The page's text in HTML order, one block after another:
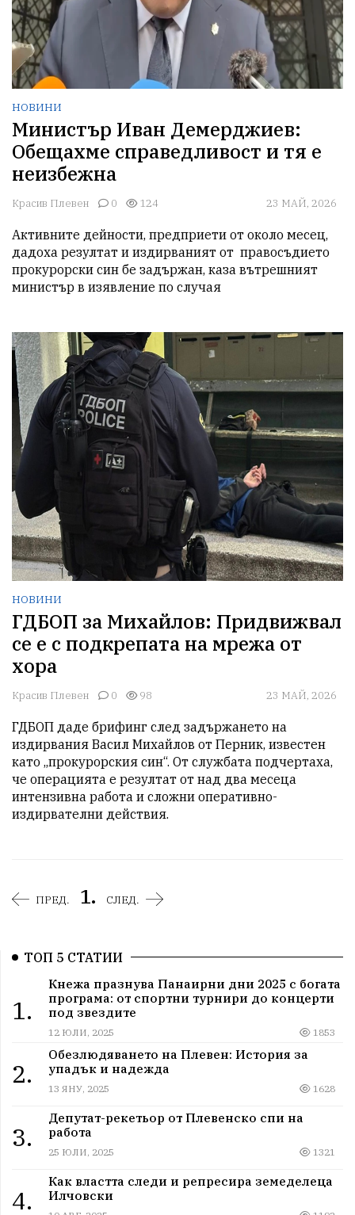
НОВИНИ
Министър Иван Демерджиев:
Обещахме справедливост и тя е
неизбежна
Красив Плевен 0 124 23 МАЙ, 2026
Активните дейности, предприети от около месец,
дадоха резултат и издирваният от  правосъдието
прокурорски син бе задържан, каза вътрешният
министър в изявление по случая
НОВИНИ
ГДБОП за Михайлов: Придвижвал
се е с подкрепата на мрежа от
хора
Красив Плевен 0 98 23 МАЙ, 2026
ГДБОП даде брифинг след задържането на
издирвания Васил Михайлов от Перник, известен
като „прокурорския син“. От службата подчертаха,
че операцията е резултат от над два месеца
интензивна работа и сложни оперативно-
издирвателни действия.
ПРЕД. 1. СЛЕД.
ТОП 5 СТАТИИ
1.
Кнежа празнува Панаирни дни 2025 с богата
програма: от спортни турнири до концерти
под звездите
12 ЮЛИ, 2025 1853
2.
Обезлюдяването на Плевен: История за
упадък и надежда
13 ЯНУ, 2025 1628
3.
Депутат-рекетьор от Плевенско спи на
работа
25 ЮЛИ, 2025 1321
4.
Как властта следи и репресира земеделеца
Илчовски